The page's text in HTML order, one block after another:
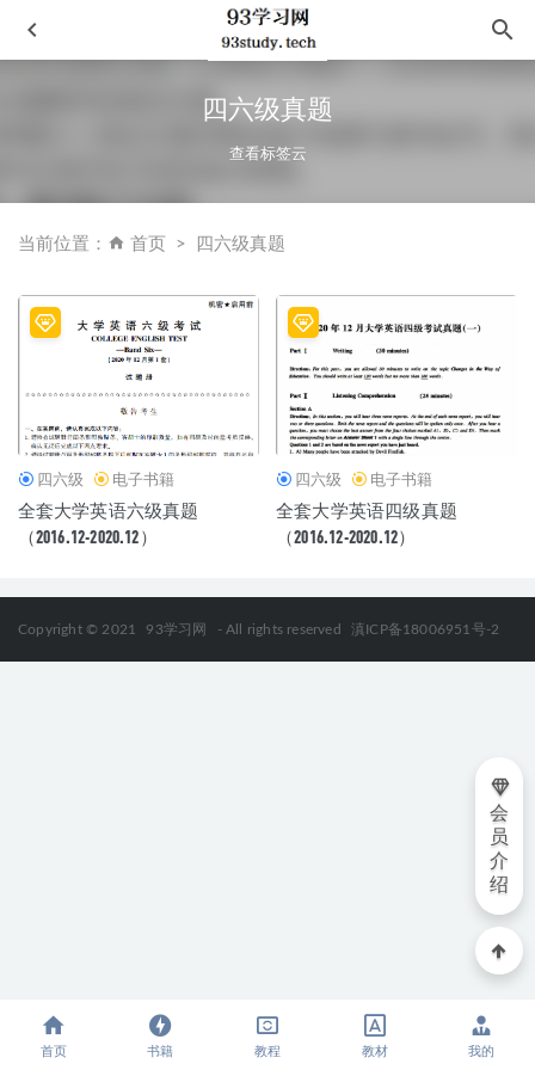
四六级真题
查看标签云
当前位置： 首页 四六级真题
四六级 电子书籍
全套大学英语六级真题
（2016.12-2020.12）
四六级 电子书籍
全套大学英语四级真题
（2016.12-2020.12）
Copyright © 2021 93学习网 - All rights reserved 滇ICP备18006951号-2
会
员
介
绍
文城 2021-06-06
《知晓我姓名》
烟火人间 2022-10-29
中国民营企业国际合作蓝皮书(2014-2015) 2021-10-25
首页 书籍 教程 教材 我的